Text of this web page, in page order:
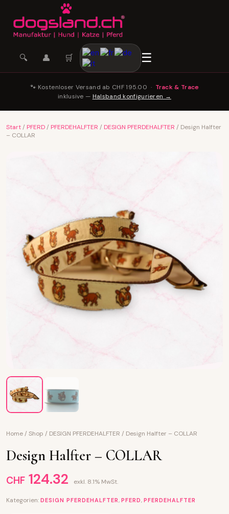
🔍 👤 🛒 ☰
🐾 Kostenloser Versand ab CHF 195.00 · Track & Trace
inklusive — Halsband konfigurieren →
Start/ PFERD/ PFERDEHALFTER / DESIGN PFERDEHALFTER / Design Halfter
– COLLAR
Home/ Shop / DESIGN PFERDEHALFTER / Design Halfter – COLLAR
Design Halfter – COLLAR
CHF 124.32 exkl. 8.1% MwSt.
Kategorien: DESIGN PFERDEHALFTER, PFERD, PFERDEHALFTER